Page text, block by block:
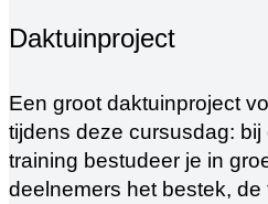
Daktuinproject
Een groot daktuinproject
tijdens deze cursusdag: bij
training bestudeer je in
deelnemers het bestek,